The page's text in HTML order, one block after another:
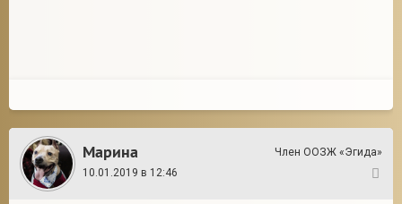
Марина
Член ООЗЖ «Эгида»
10.01.2019 в 12:46